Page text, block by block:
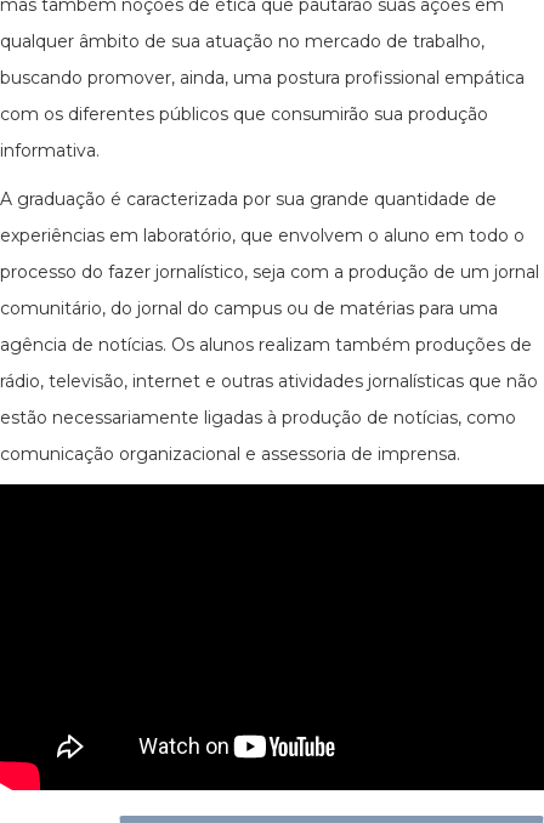
mas também noções de ética que pautarão suas ações em
qualquer âmbito de sua atuação no mercado de trabalho,
buscando promover, ainda, uma postura profissional empática
com os diferentes públicos que consumirão sua produção
informativa.
A graduação é caracterizada por sua grande quantidade de
experiências em laboratório, que envolvem o aluno em todo o
processo do fazer jornalístico, seja com a produção de um jornal
comunitário, do jornal do campus ou de matérias para uma
agência de notícias. Os alunos realizam também produções de
rádio, televisão, internet e outras atividades jornalísticas que não
estão necessariamente ligadas à produção de notícias, como
comunicação organizacional e assessoria de imprensa.